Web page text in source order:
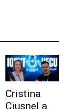
Cristina
Ciuşnel a